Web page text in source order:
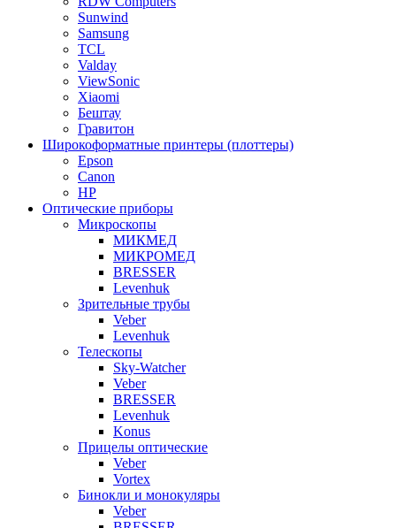
Sunwind
Samsung
TCL
Valday
ViewSonic
Xiaomi
Бештау
Гравитон
Широкоформатные принтеры (плоттеры)
Epson
Canon
HP
Оптические приборы
Микроскопы
МИКМЕД
МИКРОМЕД
BRESSER
Levenhuk
Зрительные трубы
Veber
Levenhuk
Телескопы
Sky-Watcher
Veber
BRESSER
Levenhuk
Konus
Прицелы оптические
Veber
Vortex
Бинокли и монокуляры
Veber